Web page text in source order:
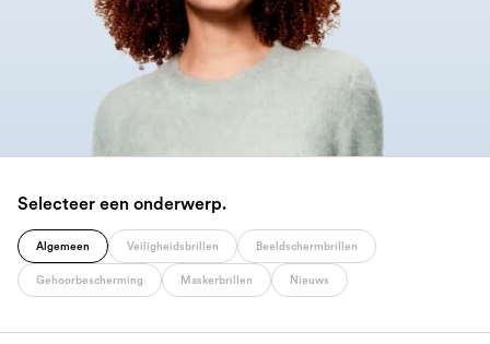
Selecteer een onderwerp.
Algemeen Veiligheidsbrillen Beeldschermbrillen
Gehoorbescherming Maskerbrillen Nieuws